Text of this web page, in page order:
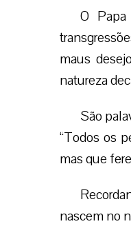
O
maus
natureza
São
“Todos os
mas que
nascem no